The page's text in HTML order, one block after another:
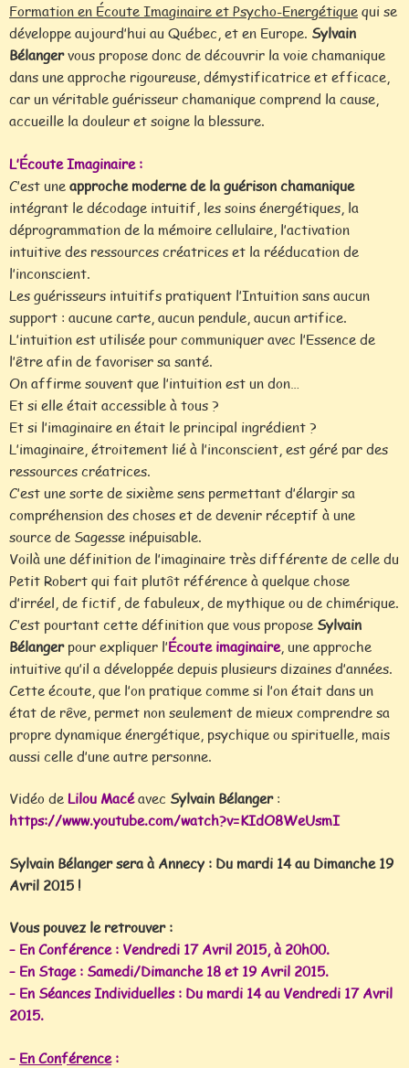
Formation en Écoute Imaginaire et Psycho-Energétiquequi se
développe aujourd’hui au Québec, et en Europe. Sylvain
Bélangervous propose donc de découvrir la voie chamanique
dans une approche rigoureuse, démystificatrice et efficace,
car un véritable guérisseur chamanique comprend la cause,
accueille la douleur et soigne la blessure.
L’Écoute Imaginaire :
C’est uneapproche moderne de la guérison chamanique
intégrant le décodage intuitif, les soins énergétiques, la
déprogrammation de la mémoire cellulaire, l’activation
intuitive des ressources créatrices et la rééducation de
l’inconscient.
Les guérisseurs intuitifs pratiquent l’Intuition sans aucun
support : aucune carte, aucun pendule, aucun artifice.
L’intuition est utilisée pour communiquer avec l’Essence de
l’être afin de favoriser sa santé.
On affirme souvent que l’intuition est un don…
Et si elle était accessible à tous ?
Et si l’imaginaire en était le principal ingrédient ?
L’imaginaire, étroitement lié à l’inconscient, est géré par des
ressources créatrices.
C’est une sorte de sixième sens permettant d’élargir sa
compréhension des choses et de devenir réceptif à une
source de Sagesse inépuisable.
Voilà une définition de l’imaginaire très différente de celle du
Petit Robert qui fait plutôt référence à quelque chose
d’irréel, de fictif, de fabuleux, de mythique ou de chimérique.
C’est pourtant cette définition que vous propose Sylvain
Bélangerpour expliquer l’Écoute imaginaire, une approche
intuitive qu’il a développée depuis plusieurs dizaines d’années.
Cette écoute, que l’on pratique comme si l’on était dans un
état de rêve, permet non seulement de mieux comprendre sa
propre dynamique énergétique, psychique ou spirituelle, mais
aussi celle d’une autre personne.
Vidéo deLilou Macéavec Sylvain Bélanger:
https://www.youtube.com/watch?v=KIdO8WeUsmI
Sylvain Bélanger sera à Annecy : Du mardi 14 au Dimanche 19
Avril 2015 !
Vous pouvez le retrouver :
– En Conférence : Vendredi 17 Avril 2015, à 20h00.
– En Stage : Samedi/Dimanche 18 et 19 Avril 2015.
– En Séances Individuelles : Du mardi 14 au Vendredi 17 Avril
2015.
– En Conférence: